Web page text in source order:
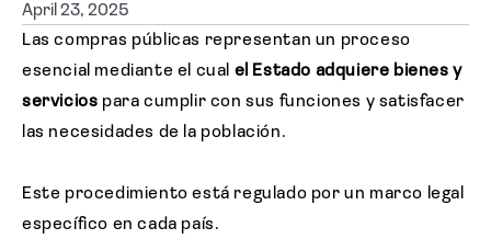
April 23, 2025
Las compras públicas representan un proceso
esencial mediante el cual el Estado adquiere bienes y
servicios para cumplir con sus funciones y satisfacer
las necesidades de la población.
Este procedimiento está regulado por un marco legal
específico en cada país.